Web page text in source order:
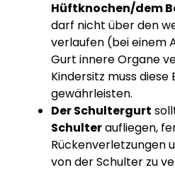
Hüftknochen/dem
darf nicht über den
verlaufen (bei einem
Gurt innere Organe
Kindersitz muss diese
gewährleisten.
Der Schultergurt
Schulteraufliegen,
Rückenverletzungen
von der Schulter zu